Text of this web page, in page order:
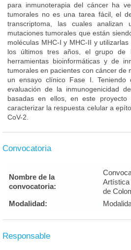
para inmunoterapia del cáncer ha
tumorales no es una tarea fácil, el
transcriptoma, las cuales
mutaciones tumorales que están
moléculas MHC-I y MHC-II y
los últimos tres años, el grupo de
herramientas bioinformáticas y de
tumorales en pacientes con cáncer de
un ensayo clínico Fase I.
evaluación de la inmunogenicidad
basadas en ellos, en este
caracterizar la respuesta celular a
CoV-2.
Convocatoria
Nombre de la
convocatoria:
Artística
de
Modalidad:
Responsable